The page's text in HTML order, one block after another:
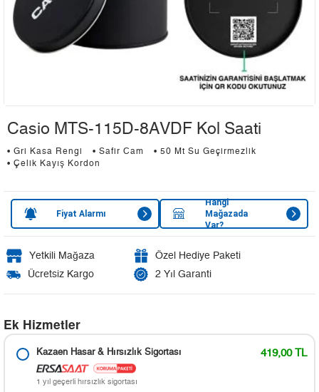
Casio MTS-115D-8AVDF Kol Saati
• Gri Kasa Rengi • Safir Cam
• 50 Mt Su Geçirmezlik
• Çelik Kayış Kordon
Fiyat Alarmı
Hangi
Mağazada
Var?
Yetkili Mağaza
Özel Hediye Paketi
Ücretsiz Kargo
2 Yıl Garanti
Ek Hizmetler
Kazaen Hasar & Hırsızlık Sigortası 419,00 TL
1 yıl geçerli hırsızlık sigortası